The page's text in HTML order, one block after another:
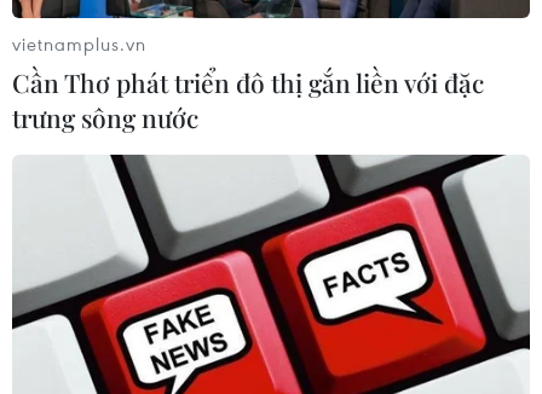
Tín dụng xanh: Động lực thúc đẩy tăng
trưởng bền vững tại Việt Nam
13/05/2025 09:19
Để hỗ trợ tín dụng xanh thực sự trở thành động lực cho
chuyển đổi mô hình tăng trưởng, ngoài nỗ lực của
vietnamplus.vn
Cần Thơ phát triển đô thị gắn liền với đặc
trưng sông nước